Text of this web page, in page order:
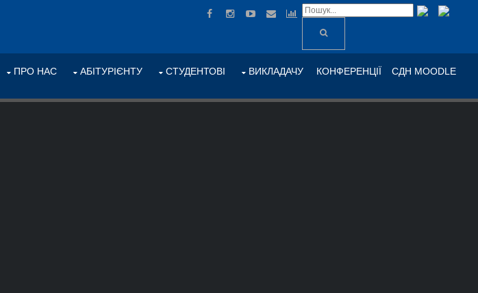
ПРО НАС АБІТУРІЄНТУ СТУДЕНТОВІ ВИКЛАДАЧУ КОНФЕРЕНЦІЇ СДН MOODLE